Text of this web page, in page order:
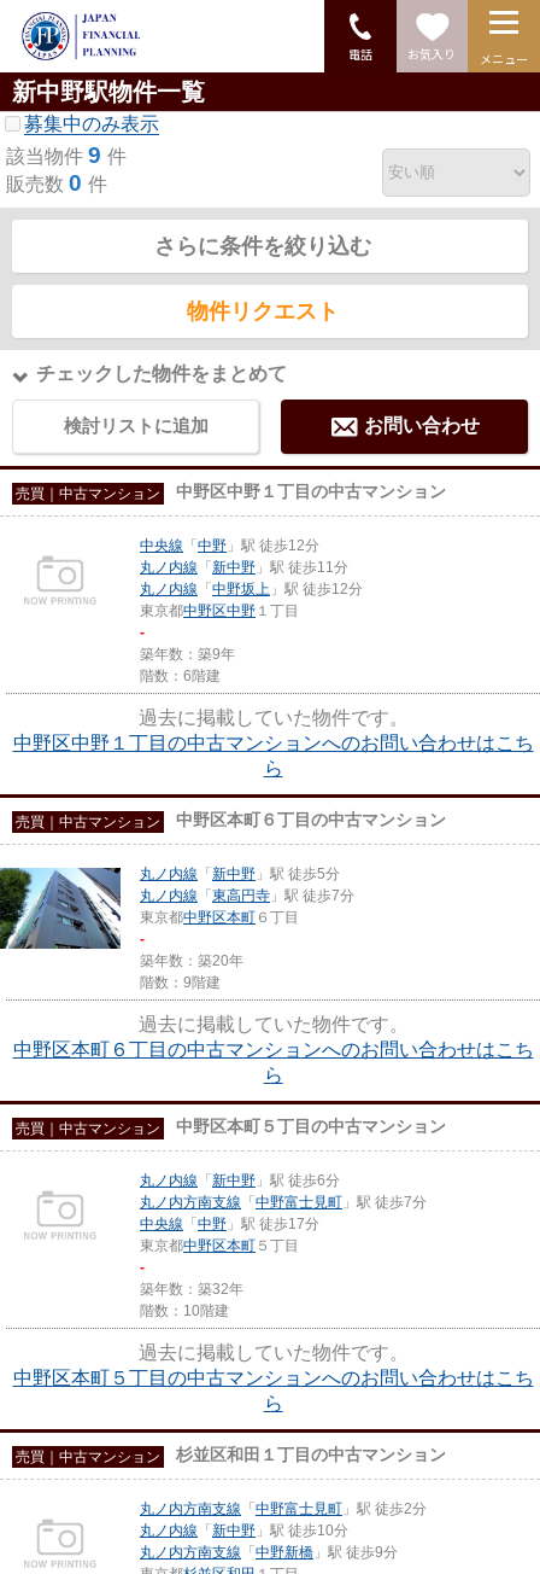
電話 お気入り メニュー
新中野駅物件一覧
募集中のみ表示
該当物件 9 件
販売数 0 件
さらに条件を絞り込む
物件リクエスト
チェックした物件をまとめて
検討リストに追加 お問い合わせ
売買｜中古マンション 中野区中野１丁目の中古マンション
中央線 「中野 」駅 徒歩12分
丸ノ内線 「新中野 」駅 徒歩11分
丸ノ内線 「中野坂上 」駅 徒歩12分
東京都中野区中野 １丁目
-
築年数：築9年
階数：6階建
過去に掲載していた物件です。
中野区中野１丁目の中古マンションへのお問い合わせはこち
ら
売買｜中古マンション 中野区本町６丁目の中古マンション
丸ノ内線 「新中野 」駅 徒歩5分
丸ノ内線 「東高円寺 」駅 徒歩7分
東京都中野区本町 ６丁目
-
築年数：築20年
階数：9階建
過去に掲載していた物件です。
中野区本町６丁目の中古マンションへのお問い合わせはこち
ら
売買｜中古マンション 中野区本町５丁目の中古マンション
丸ノ内線 「新中野 」駅 徒歩6分
丸ノ内方南支線 「中野富士見町 」駅 徒歩7分
中央線 「中野 」駅 徒歩17分
東京都中野区本町 ５丁目
-
築年数：築32年
階数：10階建
過去に掲載していた物件です。
中野区本町５丁目の中古マンションへのお問い合わせはこち
ら
売買｜中古マンション 杉並区和田１丁目の中古マンション
丸ノ内方南支線 「中野富士見町 」駅 徒歩2分
丸ノ内線 「新中野 」駅 徒歩10分
丸ノ内方南支線 「中野新橋 」駅 徒歩9分